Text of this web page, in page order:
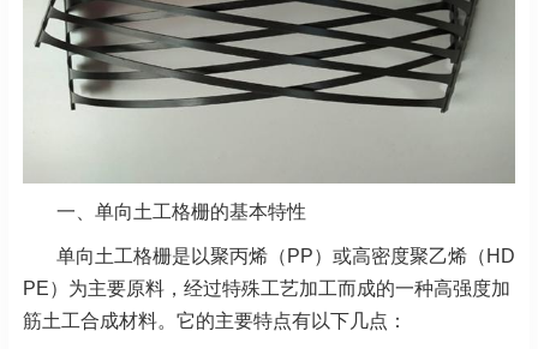
一、单向土工格栅的基本特性
单向土工格栅是以聚丙烯（PP）或高密度聚乙烯（HD
PE）为主要原料，经过特殊工艺加工而成的一种高强度加
筋土工合成材料。它的主要特点有以下几点：